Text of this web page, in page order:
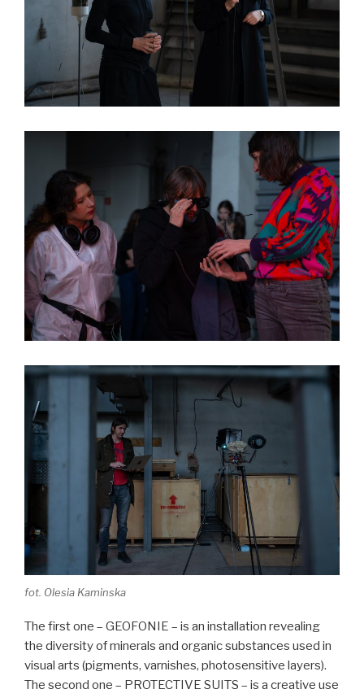
fot. Olesia Kaminska
The first one – GEOFONIE – is an installation revealing
the diversity of minerals and organic substances used in
visual arts (pigments, varnishes, photosensitive layers).
The second one – PROTECTIVE SUITS – is a creative use